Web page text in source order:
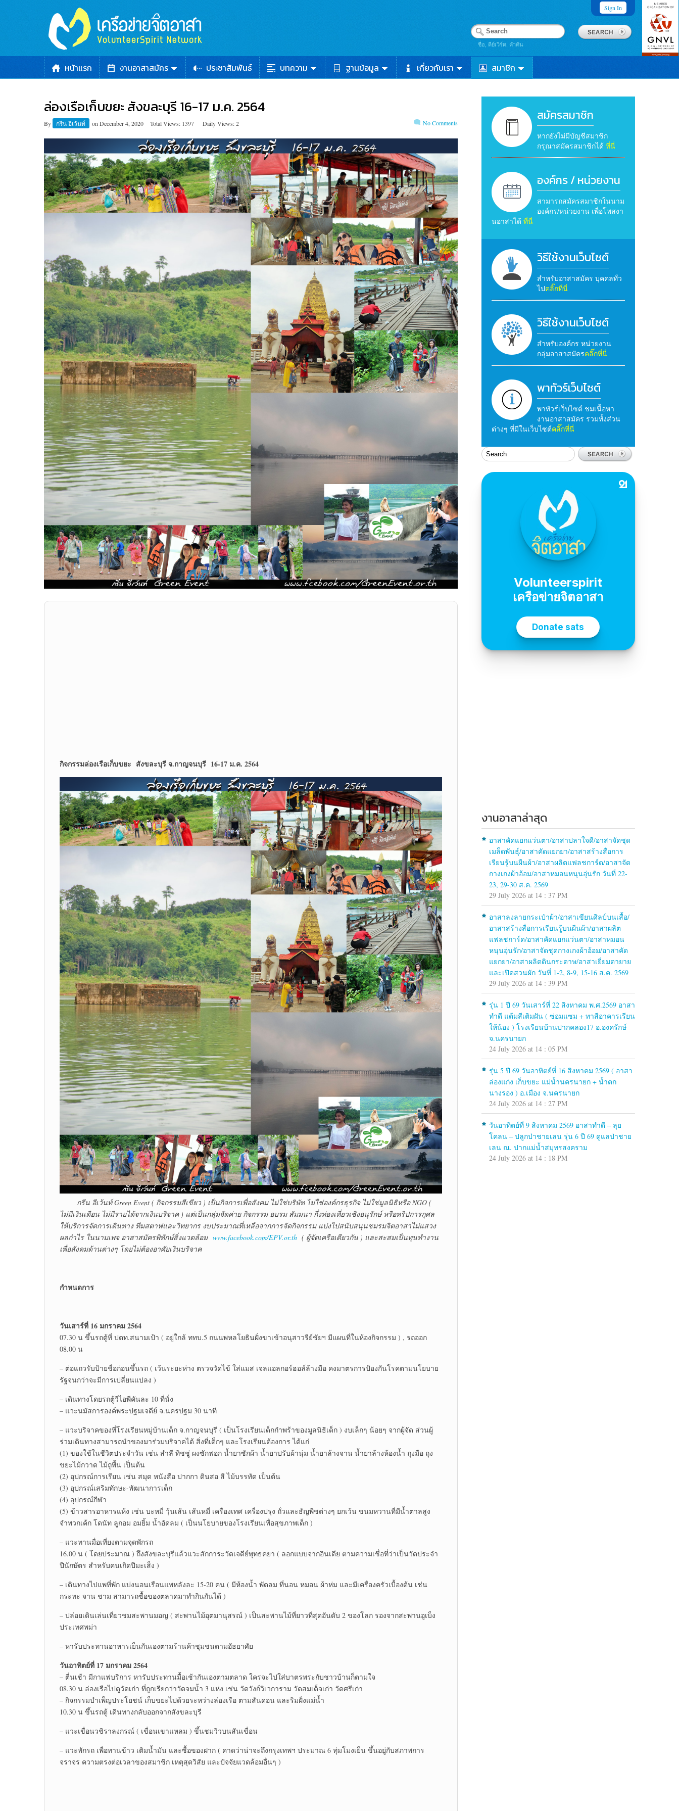
Sign In
ชื่อ, คีย์เวิร์ด, คำค้น
หน้าแรก งานอาสาสมัคร ประชาสัมพันธ์ บทความ ฐานข้อมูล เกี่ยวกับเรา สมาชิก
ล่องเรือเก็บขยะ สังขละบุรี 16-17 ม.ค. 2564
By กรีน อีเว้นท์ on December 4, 2020 Total Views: 1397 Daily Views: 2 No Comments
กิจกรรมล่องเรือเก็บขยะ สังขละบุรี จ.กาญจนบุรี 16-17 ม.ค. 2564
กรีน อีเว้นท์ Green Event ( กิจกรรมสีเขียว ) เป็นกิจการเพื่อสังคม ไม่ใช่บริษัท ไม่ใช่องค์กรธุรกิจ ไม่ใช่มูลนิธิหรือ NGO (
ไม่มีเงินเดือน ไม่มีรายได้จากเงินบริจาค ) แต่เป็นกลุ่มจัดค่าย กิจกรรม อบรม สัมมนา กึ่งท่องเที่ยวเชิงอนุรักษ์ หรือทริปการกุศล
ให้บริการจัดการเดินทาง ทีมสตาฟและวิทยากร งบประมาณที่เหลือจากการจัดกิจกรรม แบ่งไปสนับสนุนชมรมจิตอาสาไม่แสวง
ผลกำไร ในนามเพจ อาสาสมัครพิทักษ์สิ่งแวดล้อม www.facebook.com/EPV.or.th ( ผู้จัดเครือเดียวกัน ) และสะสมเป็นทุนทำงาน
เพื่อสังคมด้านต่างๆ โดยไม่ต้องอาศัยเงินบริจาค
กำหนดการ
วันเสาร์ที่ 16 มกราคม 2564
07.30 น ขึ้นรถตู้ที่ ปตท.สนามเป้า ( อยู่ใกล้ ททบ.5 ถนนพหลโยธินฝั่งขาเข้าอนุสาวรีย์ชัยฯ มีแผนที่ในห้องกิจกรรม ) , รถออก
08.00 น
– ต่อแถวรับป้ายชื่อก่อนขึ้นรถ ( เว้นระยะห่าง ตรวจวัดไข้ ใส่แมส เจลแอลกอร์ฮอล์ล้างมือ คงมาตรการป้องกันโรคตามนโยบาย
รัฐจนกว่าจะมีการเปลี่ยนแปลง )
– เดินทางโดยรถตู้วีไอพีคันละ 10 ที่นั่ง
– แวะนมัสการองค์พระปฐมเจดีย์ จ.นครปฐม 30 นาที
– แวะบริจาคของที่โรงเรียนหมู่บ้านเด็ก จ.กาญจนบุรี ( เป็นโรงเรียนเด็กกำพร้าของมูลนิธิเด็ก ) งบเล็กๆ น้อยๆ จากผู้จัด ส่วนผู้
ร่วมเดินทางสามารถนำของมาร่วมบริจาคได้ สิ่งที่เด็กๆ และโรงเรียนต้องการ ได้แก่
(1) ของใช้ในชีวิตประจำวัน เช่น สำลี ทิชชู่ ผงซักฟอก น้ำยาซักผ้า น้ำยาปรับผ้านุ่ม น้ำยาล้างจาน น้ำยาล้างห้องน้ำ ถุงมือ ถุง
ขยะไม้กวาด ไม้ถูพื้น เป็นต้น
(2) อุปกรณ์การเรียน เช่น สมุด หนังสือ ปากกา ดินสอ สี ไม้บรรทัด เป็นต้น
(3) อุปกรณ์เสริมทักษะ-พัฒนาการเด็ก
(4) อุปกรณ์กีฬา
(5) ข้าวสารอาหารแห้ง เช่น บะหมี่ วุ้นเส้น เส้นหมี่ เครื่องเทศ เครื่องปรุง ถั่วและธัญพืชต่างๆ ยกเว้น ขนมหวานที่มีน้ำตาลสูง
จำพวกเค้ก โดนัท ลูกอม อมยิ้ม น้ำอัดลม ( เป็นนโยบายของโรงเรียนเพื่อสุขภาพเด็ก )
– แวะทานมื่อเที่ยงตามจุดพักรถ
16.00 น ( โดยประมาณ ) ถึงสังขละบุรีแล้วแวะสักการะวัดเจดีย์พุทธคยา ( ลอกแบบจากอินเดีย ตามความเชื่อที่ว่าเป็นวัดประจำ
ปีนักษัตร สำหรับคนเกิดปีมะเส็ง )
– เดินทางไปแพที่พัก แบ่งนอนเรือนแพหลังละ 15-20 คน ( มีห้องน้ำ พัดลม ที่นอน หมอน ผ้าห่ม และมีเครื่องครัวเบื้องต้น เช่น
กระทะ จาน ชาม สามารถซื้อของตลาดมาทำกินกันได้ )
– ปล่อยเดินเล่นเที่ยวชมสะพานมอญ ( สะพานไม้อุตมานุสรณ์ ) เป็นสะพานไม้ที่ยาวที่สุดอันดับ 2 ของโลก รองจากสะพานอูเบ็ง
ประเทศพม่า
– หารับประทานอาหารเย็นกันเองตามร้านค้าชุมชนตามอัธยาศัย
วันอาทิตย์ที่ 17 มกราคม 2564
– ตื่นเช้า มีกาแฟบริการ หารับประทานมื้อเช้ากันเองตามตลาด ใครจะไปใส่บาตรพระกับชาวบ้านก็ตามใจ
08.30 น ล่องเรือไปดูวัดเก่า ที่ถูกเรียกว่าวัดจมน้ำ 3 แห่ง เช่น วัดวังก์วิเวการาม วัดสมเด็จเก่า วัดศรีเก่า
– กิจกรรมบำเพ็ญประโยชน์ เก็บขยะไปด้วยระหว่างล่องเรือ ตามสันดอน และริมฝั่งแม่น้ำ
10.30 น ขึ้นรถตู้ เดินทางกลับออกจากสังขละบุรี
– แวะเขื่อนวชิราลงกรณ์ ( เขื่อนเขาแหลม ) ขึ้นชมวิวบนสันเขื่อน
– แวะพักรถ เพื่อทานข้าว เติมน้ำมัน และซื้อของฝาก ( คาดว่าน่าจะถึงกรุงเทพฯ ประมาณ 6 ทุ่มโมงเย็น ขึ้นอยู่กับสภาพการ
จราจร ความตรงต่อเวลาของสมาชิก เหตุสุดวิสัย และปัจจัยแวดล้อมอื่นๆ )
สมัครสมาชิก
หากยังไม่มีบัญชีสมาชิก
กรุณาสมัครสมาชิกได้ ที่นี่
องค์กร / หน่วยงาน
สามารถสมัครสมาชิกในนาม
องค์กร/หน่วยงาน เพื่อโพสงา
นอาสาได้ ที่นี่
วิธีใช้งานเว็บไซต์
สำหรับอาสาสมัคร บุคคลทั่ว
ไปคลิ๊กที่นี่
วิธีใช้งานเว็บไซต์
สำหรับองค์กร หน่วยงาน
กลุ่มอาสาสมัครคลิ๊กที่นี่
พาทัวร์เว็บไซต์
พาทัวร์เว็บไซต์ ชมเนื้อหา
งานอาสาสมัคร รวมทั้งส่วน
ต่างๆ ที่มีในเว็บไซต์คลิ๊กที่นี่
งานอาสาล่าสุด
อาสาคัดแยกแว่นตา/อาสาปลาใจดี/อาสาจัดชุด
เมล็ดพันธุ์/อาสาคัดแยกยา/อาสาสร้างสื่อการ
เรียนรู้บนผืนผ้า/อาสาผลิตแฟลชการ์ด/อาสาจัด
กางเกงผ้าอ้อม/อาสาหมอนหนุนอุ่นรัก วันที่ 22-
23, 29-30 ส.ค. 2569
29 July 2026 at 14 : 37 PM
อาสาลงลายกระเป๋าผ้า/อาสาเขียนศิลป์บนเสื้อ/
อาสาสร้างสื่อการเรียนรู้บนผืนผ้า/อาสาผลิต
แฟลชการ์ด/อาสาคัดแยกแว่นตา/อาสาหมอน
หนุนอุ่นรัก/อาสาจัดชุดกางเกงผ้าอ้อม/อาสาคัด
แยกยา/อาสาผลิตดินกระดาษ/อาสาเยี่ยมตายาย
และเปิดสวนผัก วันที่ 1-2, 8-9, 15-16 ส.ค. 2569
29 July 2026 at 14 : 39 PM
รุ่น 1 ปี 69 วันเสาร์ที่ 22 สิงหาคม พ.ศ.2569 อาสา
ทำดี แต้มสีเติมฝัน ( ซ่อมแซม + ทาสีอาคารเรียน
ให้น้อง ) โรงเรียนบ้านปากคลอง17 อ.องครักษ์
จ.นครนายก
24 July 2026 at 14 : 05 PM
รุ่น 5 ปี 69 วันอาทิตย์ที่ 16 สิงหาคม 2569 ( อาสา
ล่องแก่ง เก็บขยะ แม่น้ำนครนายก + น้ำตก
นางรอง ) อ.เมือง จ.นครนายก
24 July 2026 at 14 : 27 PM
วันอาทิตย์ที่ 9 สิงหาคม 2569 อาสาทำดี – ลุย
โคลน – ปลูกป่าชายเลน รุ่น 6 ปี 69 ดูแลป่าชาย
เลน ณ. ปากแม่น้ำสมุทรสงคราม
24 July 2026 at 14 : 18 PM